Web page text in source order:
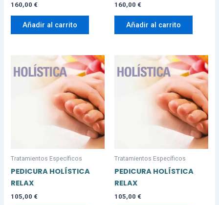
160,00 €
Añadir al carrito
160,00 €
Añadir al carrito
Tratamientos Específicos
PEDICURA HOLÍSTICA
RELAX
105,00 €
Tratamientos Específicos
PEDICURA HOLÍSTICA
RELAX
105,00 €